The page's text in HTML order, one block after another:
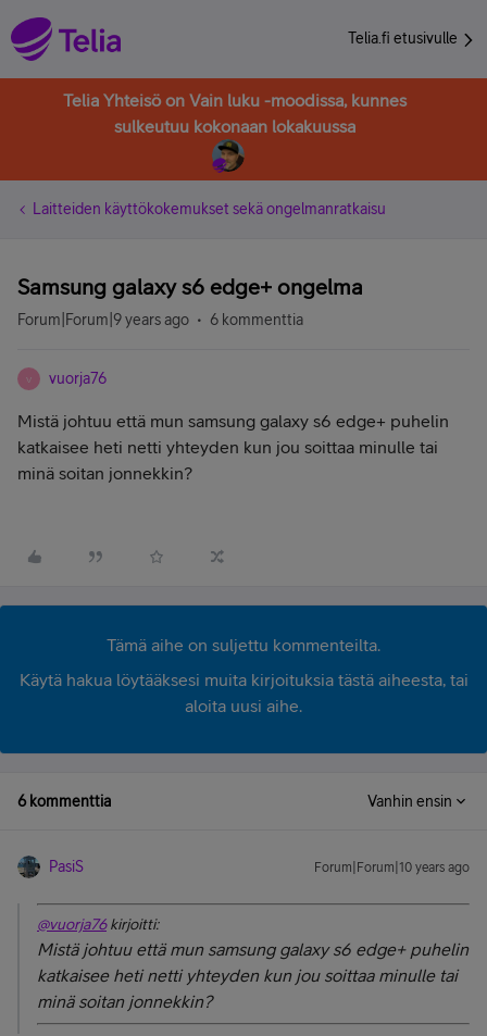
Telia.fi etusivulle
Telia Yhteisö on Vain luku -moodissa, kunnes
sulkeutuu kokonaan lokakuussa
Laitteiden käyttökokemukset sekä ongelmanratkaisu
Samsung galaxy s6 edge+ ongelma
Forum|Forum|9 years ago 6 kommenttia
V vuorja76
Mistä johtuu että mun samsung galaxy s6 edge+ puhelin
katkaisee heti netti yhteyden kun jou soittaa minulle tai
minä soitan jonnekkin?
Tämä aihe on suljettu kommenteilta.
Käytä hakua löytääksesi muita kirjoituksia tästä aiheesta, tai
aloita uusi aihe.
6 kommenttia Vanhin ensin
PasiS Forum|Forum|10 years ago
@vuorja76kirjoitti:
Mistä johtuu että mun samsung galaxy s6 edge+ puhelin
katkaisee heti netti yhteyden kun jou soittaa minulle tai
minä soitan jonnekkin?